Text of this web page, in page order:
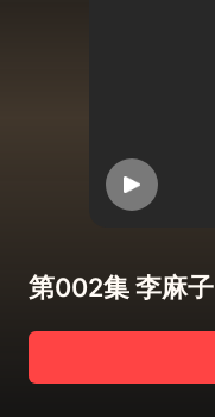
第002集 李麻子